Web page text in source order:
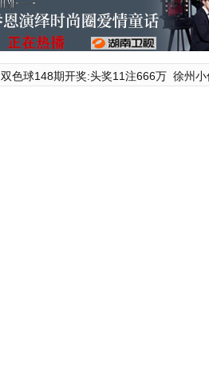
双色球148期开奖:头奖11注666万 徐州